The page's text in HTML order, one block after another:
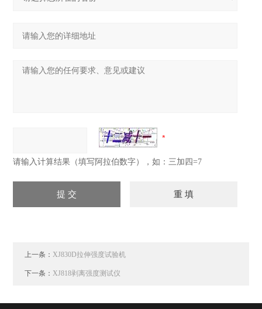
请输入计算结果（填写阿拉伯数字），如：三加四=7
上一条：XJ830D拉伸强度试验机
下一条：XJ818剥离强度测试仪